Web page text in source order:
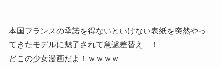
本国フランスの承諾を得ないといけない表紙を突然やっ
てきたモデルに魅了されて急遽差替え！！
どこの少女漫画だよ！ｗｗｗｗ